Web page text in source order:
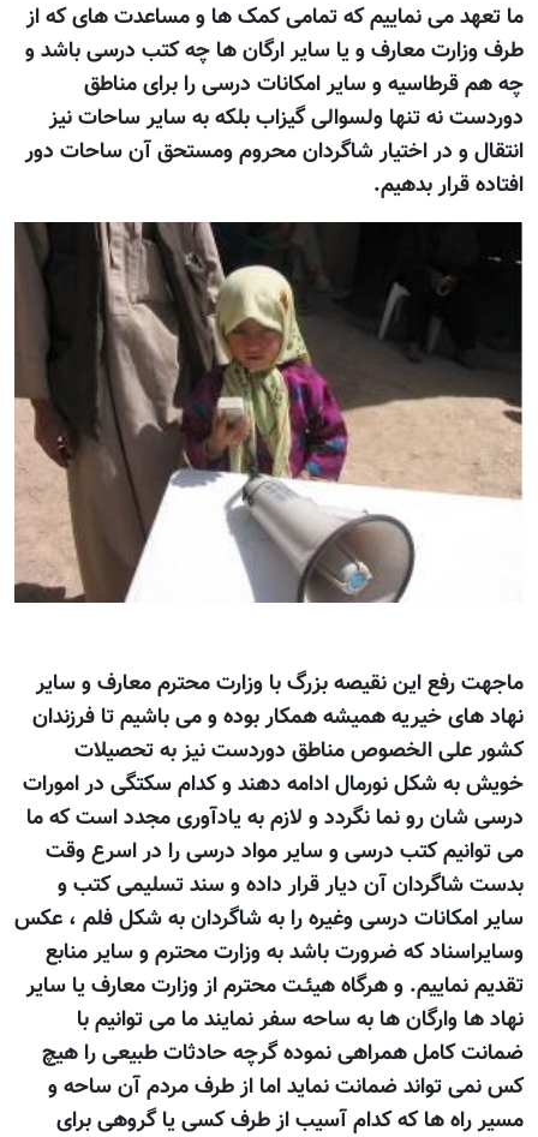
ما تعهد می نماییم که تمامی کمک ها و مساعدت های که از
طرف وزارت معارف و یا سایر ارگان ها چه کتب درسی باشد و
چه هم قرطاسیه و سایر امکانات درسی را برای مناطق
دوردست نه تنها ولسوالی گیزاب بلکه به سایر ساحات نیز
انتقال و در اختیار شاگردان محروم ومستحق آن ساحات دور
افتاده قرار بدهیم.
ماجهت رفع این نقیصه بزرگ با وزارت محترم معارف و سایر
نهاد های خیریه همیشه همکار بوده و می باشیم تا فرزندان
کشور علی الخصوص مناطق دوردست نیز به تحصیلات
خویش به شکل نورمال ادامه دهند و کدام سکتگی در امورات
درسی شان رو نما نگردد و لازم به یادآوری مجدد است که ما
می توانیم کتب درسی و سایر مواد درسی را در اسرع وقت
بدست شاگردان آن دیار قرار داده و سند تسلیمی کتب و
سایر امکانات درسی وغیره را به شاگردان به شکل فلم ، عکس
وسایراسناد که ضرورت باشد به وزارت محترم و سایر منابع
تقدیم نماییم. و هرگاه هیئـت محترم از وزارت معارف یا سایر
نهاد ها وارگان ها به ساحه سفر نمایند ما می توانیم با
ضمانت کامل همراهی نموده گرچه حادثات طبیعی را هیچ
کس نمی تواند ضمانت نماید اما از طرف مردم آن ساحه و
مسیر راه ها که کدام آسیب از طرف کسی یا گروهی برای